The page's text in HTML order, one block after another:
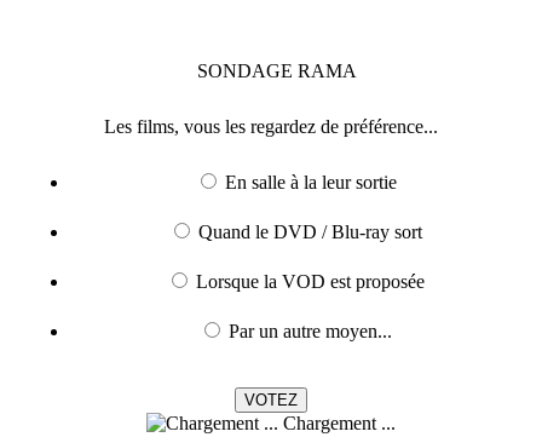
SONDAGE RAMA
Les films, vous les regardez de préférence...
En salle à la leur sortie
Quand le DVD / Blu-ray sort
Lorsque la VOD est proposée
Par un autre moyen...
Chargement ...